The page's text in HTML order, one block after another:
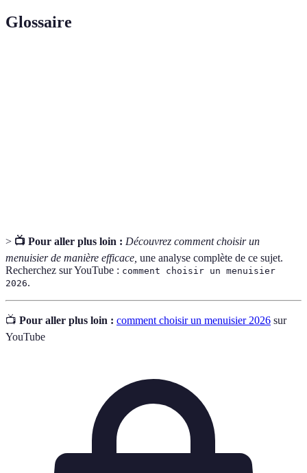
Glossaire
> 📺 Pour aller plus loin : Découvrez comment choisir un
menuisier de manière efficace, une analyse complète de ce sujet.
Recherchez sur YouTube : comment choisir un menuisier
2026.
📺 Pour aller plus loin : comment choisir un menuisier 2026 sur
YouTube